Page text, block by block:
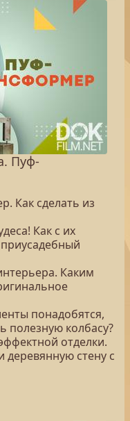
Пуф-
Как сделать из
Как с их
Каким
понадобятся,
полезную колбасу?
отделки.
деревянную стену с